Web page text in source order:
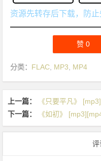
资源先转存后下载，防
赞0
分类： FLAC MP3 MP4
上一篇：
《只要平凡》
下一篇：
《如初》
评